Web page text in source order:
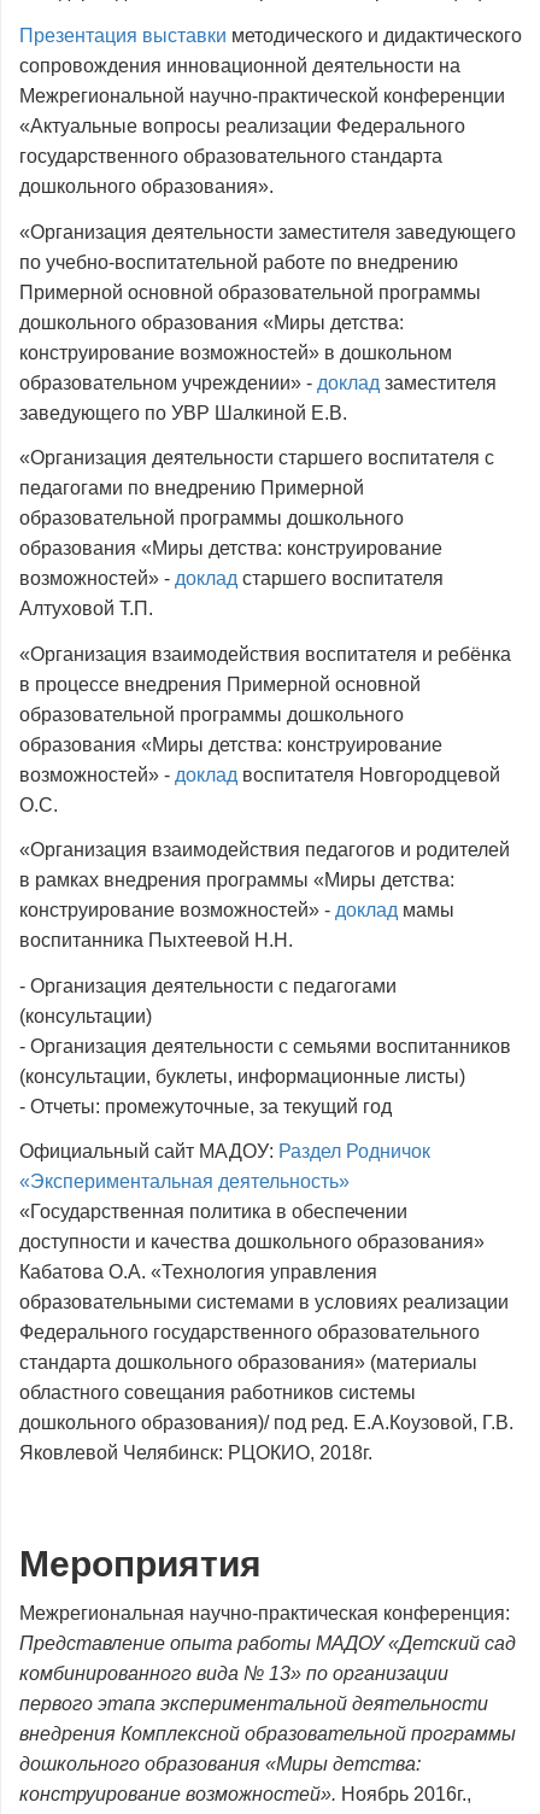
Презентация выставки методического и дидактического
сопровождения инновационной деятельности на
Межрегиональной научно-практической конференции
«Актуальные вопросы реализации Федерального
государственного образовательного стандарта
дошкольного образования».
«Организация деятельности заместителя заведующего
по учебно-воспитательной работе по внедрению
Примерной основной образовательной программы
дошкольного образования «Миры детства:
конструирование возможностей» в дошкольном
образовательном учреждении» - доклад заместителя
заведующего по УВР Шалкиной Е.В.
«Организация деятельности старшего воспитателя с
педагогами по внедрению Примерной
образовательной программы дошкольного
образования «Миры детства: конструирование
возможностей» - доклад старшего воспитателя
Алтуховой Т.П.
«Организация взаимодействия воспитателя и ребёнка
в процессе внедрения Примерной основной
образовательной программы дошкольного
образования «Миры детства: конструирование
возможностей» - доклад воспитателя Новгородцевой
О.С.
«Организация взаимодействия педагогов и родителей
в рамках внедрения программы «Миры детства:
конструирование возможностей» - доклад мамы
воспитанника Пыхтеевой Н.Н.
- Организация деятельности с педагогами
(консультации)
- Организация деятельности с семьями воспитанников
(консультации, буклеты, информационные листы)
- Отчеты: промежуточные, за текущий год
Официальный сайт МАДОУ: Раздел Родничок
«Экспериментальная деятельность»
«Государственная политика в обеспечении
доступности и качества дошкольного образования»
Кабатова О.А. «Технология управления
образовательными системами в условиях реализации
Федерального государственного образовательного
стандарта дошкольного образования» (материалы
областного совещания работников системы
дошкольного образования)/ под ред. Е.А.Коузовой, Г.В.
Яковлевой Челябинск: РЦОКИО, 2018г.
Мероприятия
Межрегиональная научно-практическая конференция:
Представление опыта работы МАДОУ «Детский сад
комбинированного вида № 13» по организации
первого этапа экспериментальной деятельности
внедрения Комплексной образовательной программы
дошкольного образования «Миры детства:
конструирование возможностей». Ноябрь 2016г.,